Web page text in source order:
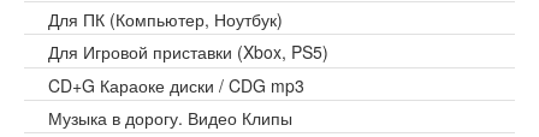
Для ПК (Компьютер, Ноутбук)
Для Игровой приставки (Xbox, PS5)
CD+G Караоке диски / CDG mp3
Музыка в дорогу. Видео Клипы